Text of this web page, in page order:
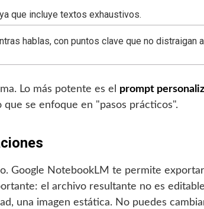
que incluye textos exhaustivos.
hablas, con puntos clave que no distraigan
Lo más potente es el prompt
se enfoque en "pasos prácticos".
Google NotebookLM te permite
el archivo resultante no es
una imagen estática. No puedes